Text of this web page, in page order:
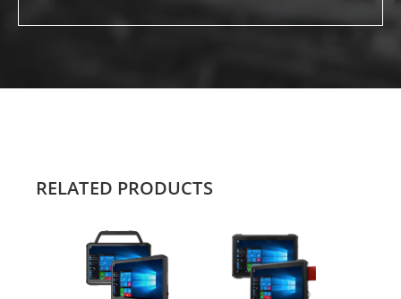
RELATED PRODUCTS